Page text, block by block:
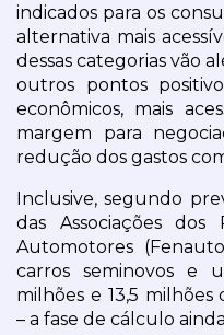
indicados para os
alternativa mais
dessas categorias vão
outros pontos
econômicos, mais
margem para
redução dos gastos
Inclusive, segundo
das Associações dos
Automotores
carros seminovos e
milhões e 13,5
– a fase de cálculo